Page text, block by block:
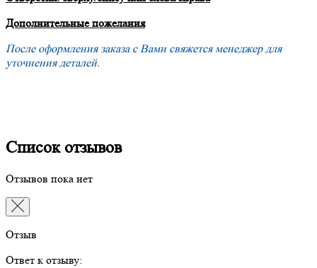
Дополнительные пожелания
После оформления заказа с Вами свяжется менеджер для
уточнения деталей.
Список отзывов
Отзывов пока нет
Отзыв
Ответ к отзыву: